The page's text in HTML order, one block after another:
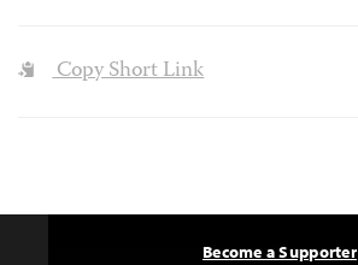
Copy Short Link
Become a Supporter